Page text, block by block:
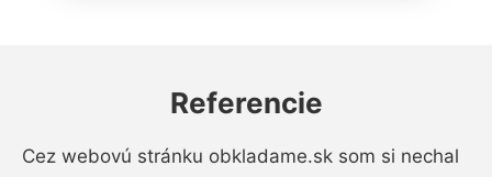
Referencie
Cez webovú stránku obkladame.sk som si nechal